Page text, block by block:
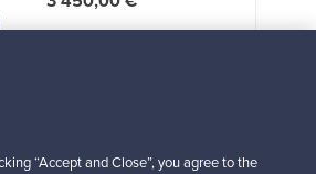
“Accept and Close”, you agree to the